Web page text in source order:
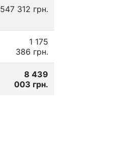
547 312 грн.
1 175
386 грн.
8 439
003 грн.